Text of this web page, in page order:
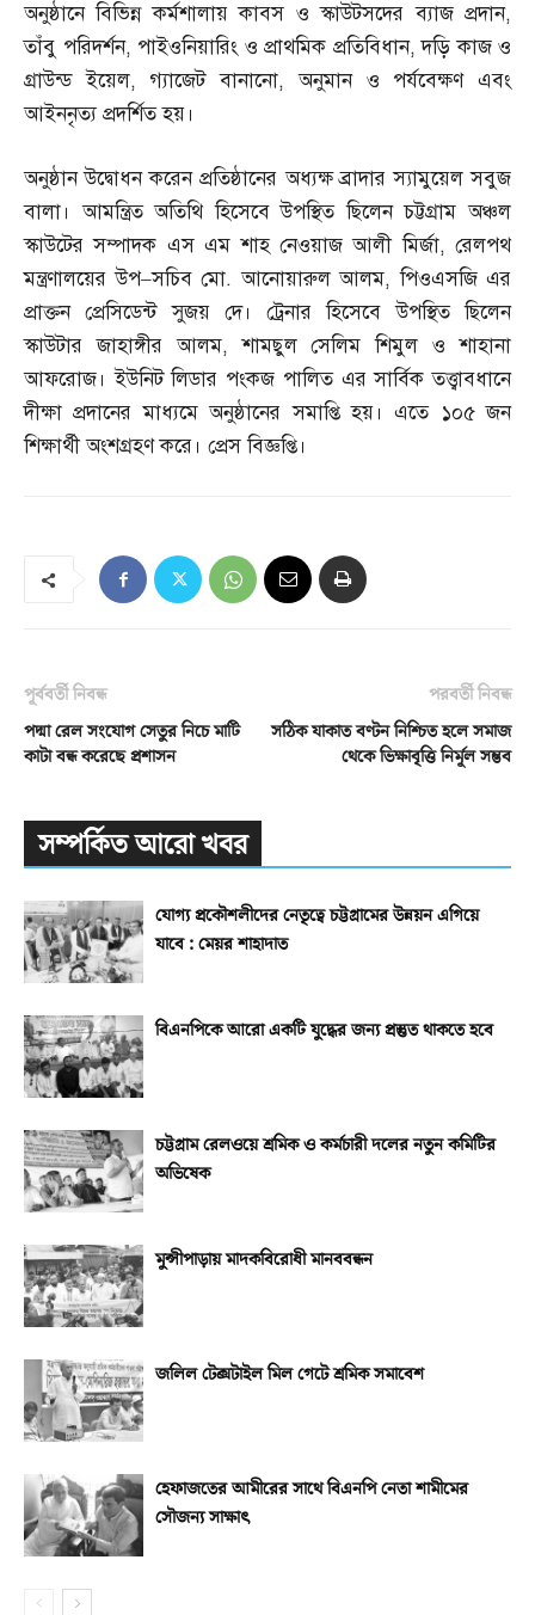
অনুষ্ঠানে বিভিন্ন কর্মশালায় কাবস ও স্কাউটসদের ব্যাজ প্রদান,
তাঁবু পরিদর্শন, পাইওনিয়ারিং ও প্রাথমিক প্রতিবিধান,দড়ি কাজ ও
গ্রাউন্ড ইয়েল,গ্যাজেট বানানো,অনুমান ও পর্যবেক্ষণ এবং
আইননৃত্য প্রদর্শিত হয়।
অনুষ্ঠান উদ্বোধন করেন প্রতিষ্ঠানের অধ্যক্ষ ব্রাদার স্যামুয়েল সবুজ
বালা। আমন্ত্রিত অতিথি হিসেবে উপস্থিত ছিলেন চট্টগ্রাম অঞ্চল
স্কাউটের সম্পাদক এস এম শাহ নেওয়াজ আলী মির্জা, রেলপথ
মন্ত্রণালয়ের উপ–সচিব মো.আনোয়ারুল আলম,পিওএসজি এর
প্রাক্তন প্রেসিডেন্ট সুজয় দে। ট্রেনার হিসেবে উপস্থিত ছিলেন
স্কাউটার জাহাঙ্গীর আলম,শামছুল সেলিম শিমুল ও শাহানা
আফরোজ। ইউনিট লিডার পংকজ পালিত এর সার্বিক তত্ত্বাবধানে
দীক্ষা প্রদানের মাধ্যমে অনুষ্ঠানের সমাপ্তি হয়। এতে ১০৫ জন
শিক্ষার্থী অংশগ্রহণ করে। প্রেস বিজ্ঞপ্তি।
পূর্ববর্তী নিবন্ধ
পদ্মা রেল সংযোগ সেতুর নিচে মাটি
কাটা বন্ধ করেছে প্রশাসন
পরবর্তী নিবন্ধ
সঠিক যাকাত বণ্টন নিশ্চিত হলে সমাজ
থেকে ভিক্ষাবৃত্তি নির্মূল সম্ভব
সম্পর্কিত আরো খবর
যোগ্য প্রকৌশলীদের নেতৃত্বে চট্টগ্রামের উন্নয়ন এগিয়ে
যাবে : মেয়র শাহাদাত
বিএনপিকে আরো একটি যুদ্ধের জন্য প্রস্তুত থাকতে হবে
চট্টগ্রাম রেলওয়ে শ্রমিক ও কর্মচারী দলের নতুন কমিটির
অভিষেক
মুন্সীপাড়ায় মাদকবিরোধী মানববন্ধন
জলিল টেক্সটাইল মিল গেটে শ্রমিক সমাবেশ
হেফাজতের আমীরের সাথে বিএনপি নেতা শামীমের
সৌজন্য সাক্ষাৎ